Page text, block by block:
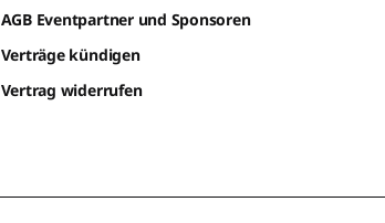
AGB Eventpartner und Sponsoren
Verträge kündigen
Vertrag widerrufen